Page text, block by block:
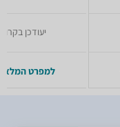
יעודכן בקרוב
למפרט המלא